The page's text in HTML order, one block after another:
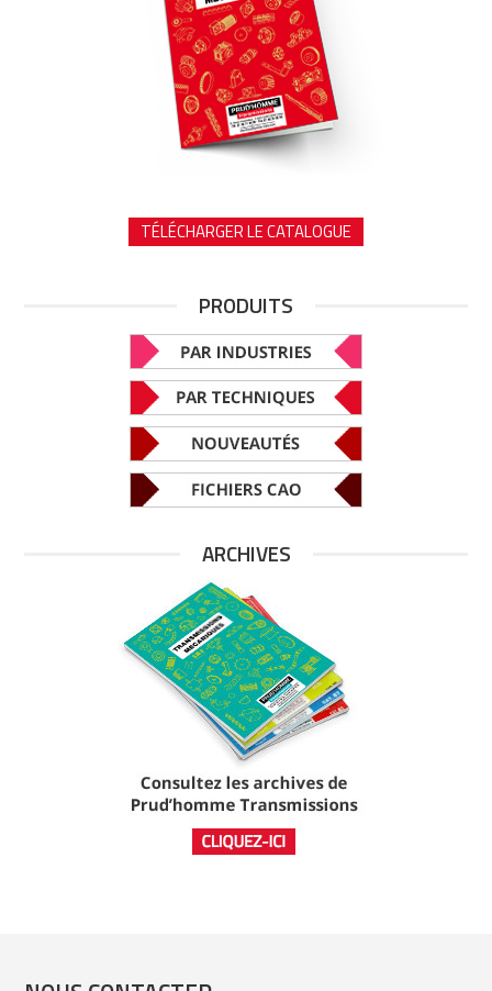
TÉLÉCHARGER LE CATALOGUE
PRODUITS
ARCHIVES